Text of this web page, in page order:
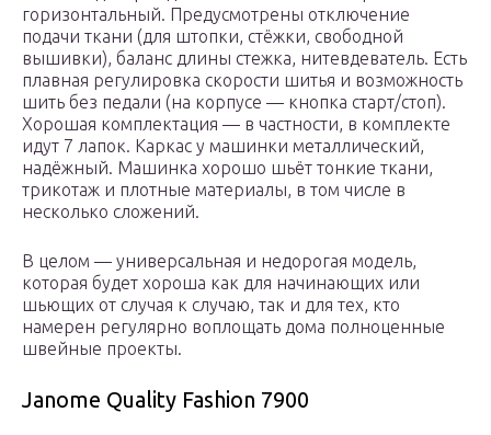
горизонтальный. Предусмотрены отключение
подачи ткани (для штопки, стёжки, свободной
вышивки), баланс длины стежка, нитевдеватель. Есть
плавная регулировка скорости шитья и возможность
шить без педали (на корпусе — кнопка старт/стоп).
Хорошая комплектация — в частности, в комплекте
идут 7 лапок. Каркас у машинки металлический,
надёжный. Машинка хорошо шьёт тонкие ткани,
трикотаж и плотные материалы, в том числе в
несколько сложений.
В целом — универсальная и недорогая модель,
которая будет хороша как для начинающих или
шьющих от случая к случаю, так и для тех, кто
намерен регулярно воплощать дома полноценные
швейные проекты.
Janome Quality Fashion 7900